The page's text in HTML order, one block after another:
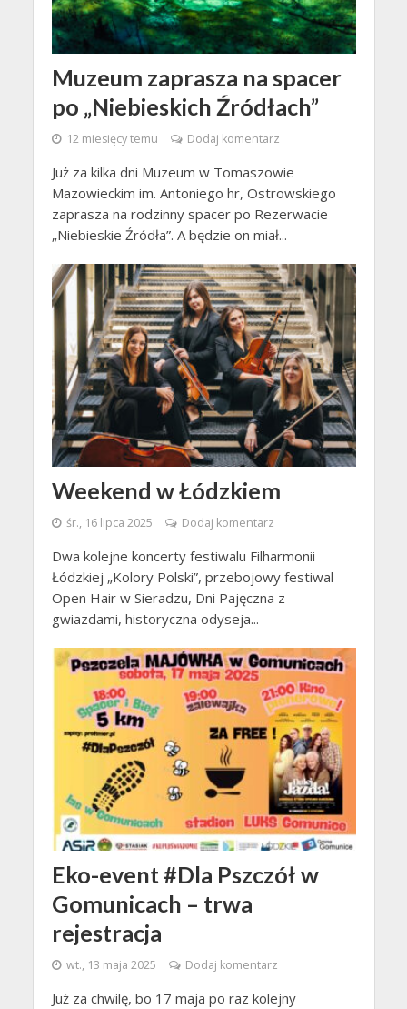
Muzeum zaprasza na spacer
po „Niebieskich Źródłach”
12 miesięcy temu Dodaj komentarz
Już za kilka dni Muzeum w Tomaszowie
Mazowieckim im. Antoniego hr, Ostrowskiego
zaprasza na rodzinny spacer po Rezerwacie
„Niebieskie Źródła”. A będzie on miał...
Weekend w Łódzkiem
śr., 16 lipca 2025 Dodaj komentarz
Dwa kolejne koncerty festiwalu Filharmonii
Łódzkiej „Kolory Polski”, przebojowy festiwal
Open Hair w Sieradzu, Dni Pajęczna z
gwiazdami, historyczna odyseja...
Eko-event #Dla Pszczół w
Gomunicach – trwa
rejestracja
wt., 13 maja 2025 Dodaj komentarz
Już za chwilę, bo 17 maja po raz kolejny